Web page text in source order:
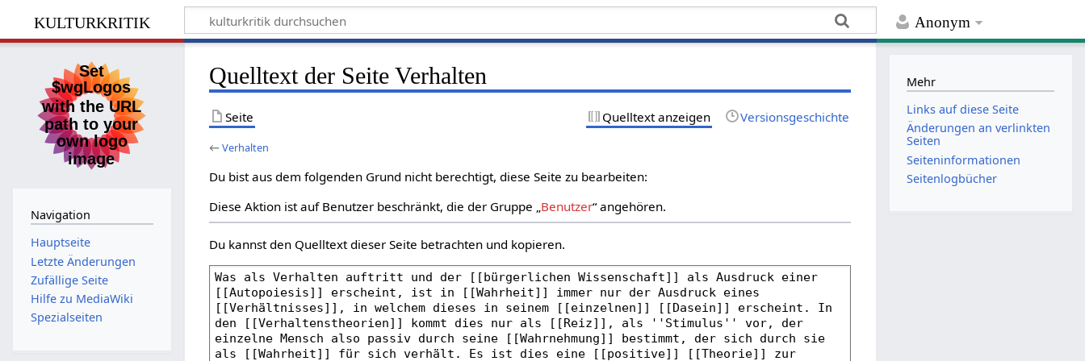
Anonym
kulturkritik
Quelltext der Seite Verhalten
Seite Quelltext anzeigen Versionsgeschichte
←Verhalten
Du bist aus dem folgenden Grund nicht berechtigt, diese Seite zu bearbeiten:
Diese Aktion ist auf Benutzer beschränkt, die der Gruppe „Benutzer“ angehören.
Du kannst den Quelltext dieser Seite betrachten und kopieren.
Navigation
Hauptseite
Letzte Änderungen
Zufällige Seite
Hilfe zu MediaWiki
Spezialseiten
Mehr
Links auf diese Seite
Änderungen an verlinkten
Seiten
Seiten­­informationen
Seitenlogbücher